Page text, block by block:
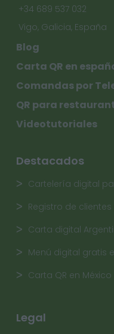
+34 689 537 032
Vigo, Galicia, España
Blog
Carta QR en
Comandas por
QR para
Videotutoriales
Destacados
Cartelería digital
Registro de
Carta digital
Menú digital gratis
Carta QR en México
Legal